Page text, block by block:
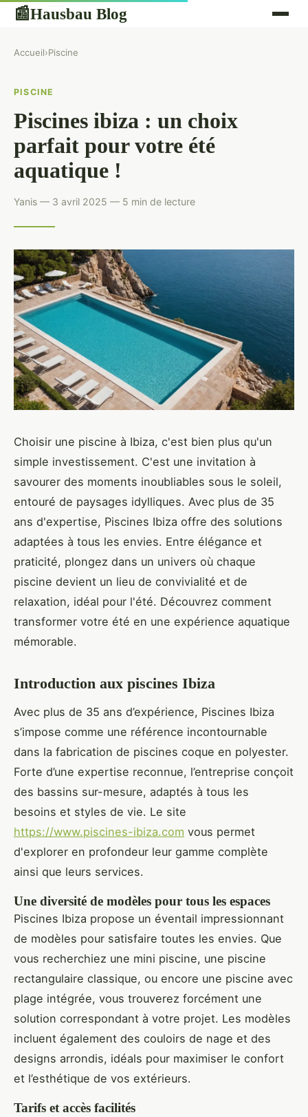
📰Hausbau Blog
Accueil›Piscine
PISCINE
Piscines ibiza : un choix
parfait pour votre été
aquatique !
Yanis — 3 avril 2025 — 5 min de lecture
Choisir une piscine à Ibiza, c'est bien plus qu'un
simple investissement. C'est une invitation à
savourer des moments inoubliables sous le soleil,
entouré de paysages idylliques. Avec plus de 35
ans d'expertise, Piscines Ibiza offre des solutions
adaptées à tous les envies. Entre élégance et
praticité, plongez dans un univers où chaque
piscine devient un lieu de convivialité et de
relaxation, idéal pour l'été. Découvrez comment
transformer votre été en une expérience aquatique
mémorable.
Introduction aux piscines Ibiza
Avec plus de 35 ans d’expérience, Piscines Ibiza
s’impose comme une référence incontournable
dans la fabrication de piscines coque en polyester.
Forte d’une expertise reconnue, l’entreprise conçoit
des bassins sur-mesure, adaptés à tous les
besoins et styles de vie. Le site
https://www.piscines-ibiza.com vous permet
d'explorer en profondeur leur gamme complète
ainsi que leurs services.
Une diversité de modèles pour tous les espaces
Piscines Ibiza propose un éventail impressionnant
de modèles pour satisfaire toutes les envies. Que
vous recherchiez une mini piscine, une piscine
rectangulaire classique, ou encore une piscine avec
plage intégrée, vous trouverez forcément une
solution correspondant à votre projet. Les modèles
incluent également des couloirs de nage et des
designs arrondis, idéals pour maximiser le confort
et l’esthétique de vos extérieurs.
Tarifs et accès facilités